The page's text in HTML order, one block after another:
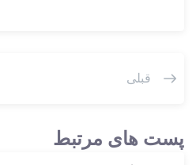
قبلی
پست های مرتبط